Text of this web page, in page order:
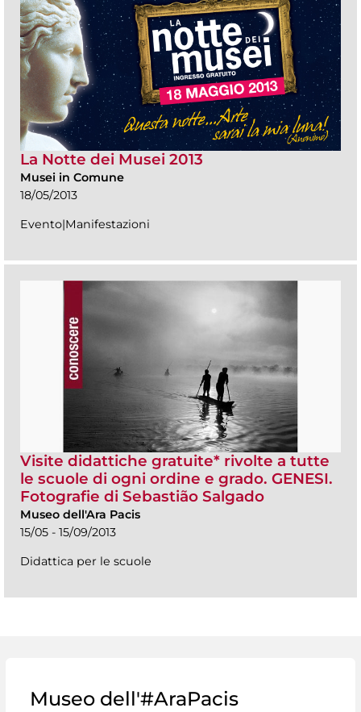
La Notte dei Musei 2013
Musei in Comune
18/05/2013
Evento|Manifestazioni
Visite didattiche gratuite* rivolte a tutte
le scuole di ogni ordine e grado. GENESI.
Fotografie di Sebastião Salgado
Museo dell'Ara Pacis
15/05 - 15/09/2013
Didattica per le scuole
Museo dell'#AraPacis